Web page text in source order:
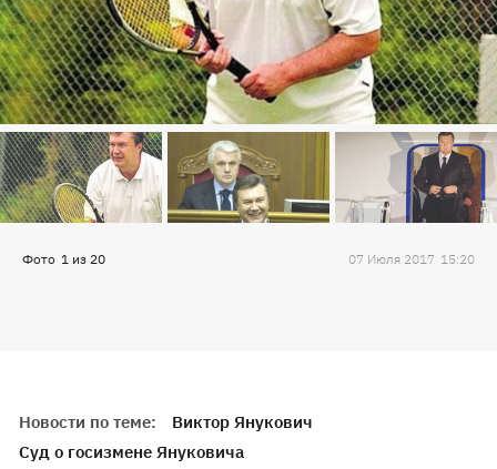
Фото 1 из 20 07 Июля 2017 15:20
Новости по теме:
Виктор Янукович
Суд о госизмене Януковича